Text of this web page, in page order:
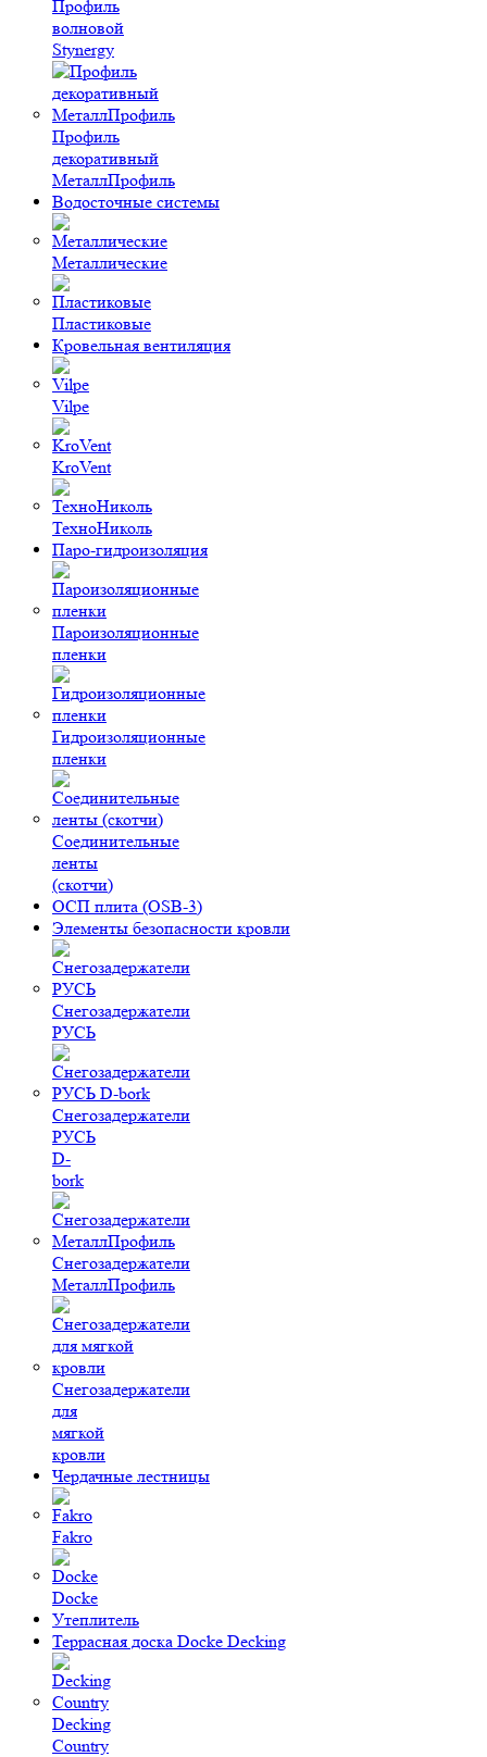
Профиль
волновой
Stynergy
Профиль
декоративный
МеталлПрофиль
Водосточные системы
Металлические
Пластиковые
Кровельная вентиляция
Vilpe
KroVent
ТехноНиколь
Паро-гидроизоляция
Пароизоляционные
пленки
Гидроизоляционные
пленки
Соединительные
ленты
(скотчи)
ОСП плита (OSB-3)
Элементы безопасности кровли
Снегозадержатели
РУСЬ
Снегозадержатели
РУСЬ
D-
bork
Снегозадержатели
МеталлПрофиль
Снегозадержатели
для
мягкой
кровли
Чердачные лестницы
Fakro
Docke
Утеплитель
Террасная доска Docke Decking
Decking
Country